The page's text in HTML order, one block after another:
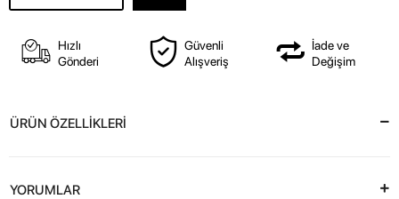
Hızlı
Gönderi
Güvenli
Alışveriş
İade ve
Değişim
ÜRÜN ÖZELLİKLERİ
YORUMLAR